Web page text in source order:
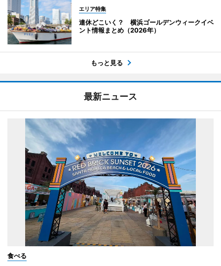
エリア特集
連休どこいく？ 横浜ゴールデンウィークイベ
ント情報まとめ（2026年）
もっと見る
最新ニュース
食べる